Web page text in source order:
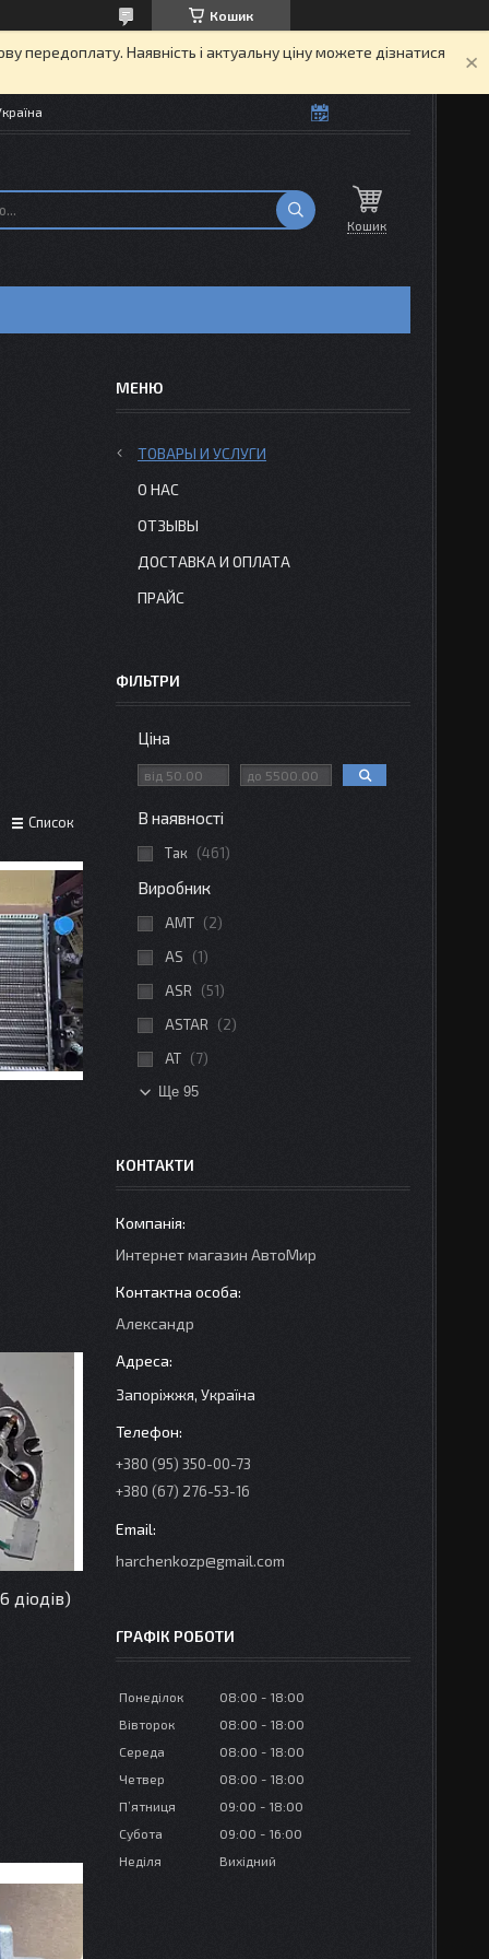
Кошик
передоплату. Наявність і актуальну ціну можете дізнатися
Кошик
Список
діодів)
ТОВАРЫ И УСЛУГИ
О НАС
ОТЗЫВЫ
ДОСТАВКА И ОПЛАТА
ПРАЙС
ФІЛЬТРИ
Ціна
В наявності
Так 461
Виробник
AMT
2
AS
1
ASR
51
ASTAR
2
AT
7
Ще 95
КОНТАКТИ
Интернет магазин АвтоМир
Александр
Запоріжжя, Україна
+380 (95) 350-00-73
+380 (67) 276-53-16
harchenkozp@gmail.com
ГРАФІК РОБОТИ
Понеділок 08:00
18:00
Вівторок
08:00
18:00
Середа
08:00
18:00
Четвер
08:00
18:00
Пʼятниця
09:00
18:00
Субота
09:00
16:00
Неділя
Вихідний